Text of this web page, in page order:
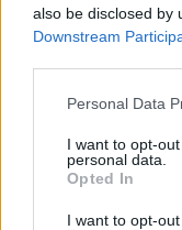
also be disclosed by
Downstream
Personal Data
I want to opt-
personal data.
Opted In
I want to opt-